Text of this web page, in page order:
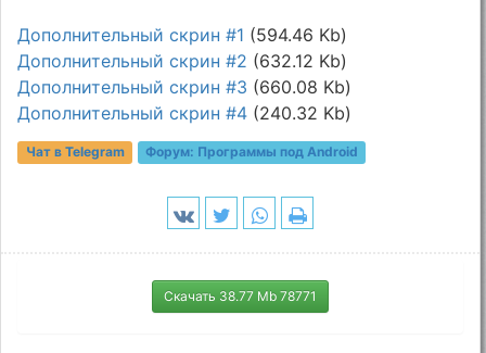
Дополнительный скрин #1 (594.46 Kb)
Дополнительный скрин #2 (632.12 Kb)
Дополнительный скрин #3 (660.08 Kb)
Дополнительный скрин #4 (240.32 Kb)
Чат в Telegram Форум: Программы под Android
Скачать 38.77 Mb 78771